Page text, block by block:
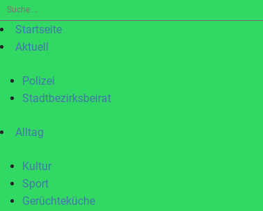
Suche
nach:Startseite
Aktuell
Polizei
Stadtbezirksbeirat
Alltag
Kultur
Sport
Gerüchteküche